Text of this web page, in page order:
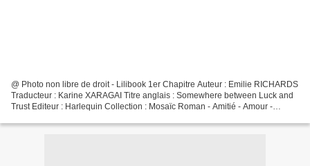
@ Photo non libre de droit - Lilibook 1er Chapitre Auteur : Emilie RICHARDS
Traducteur : Karine XARAGAI Titre anglais : Somewhere between Luck and
Trust Editeur : Harlequin Collection : Mosaïc Roman - Amitié - Amour -